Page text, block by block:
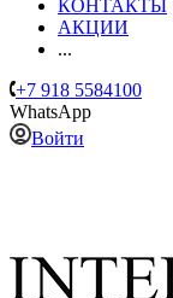
КОНТАКТЫ
АКЦИИ
...
+7 918 5584100
WhatsApp
Войти